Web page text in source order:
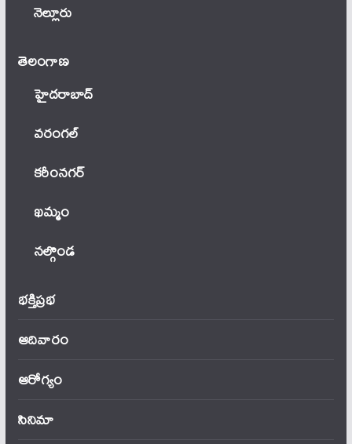
నెల్లూరు
తెలంగాణ‌
హైదరాబాద్
వ‌రంగ‌ల్
కరీంనగర్
ఖ‌మ్మం
నల్గొండ
భక్తిప్రభ
ఆదివారం
ఆరోగ్యం
సినిమా